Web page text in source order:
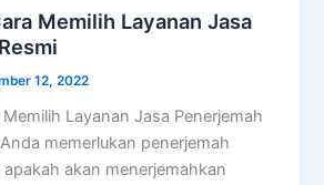
Memilih Layanan Jasa
12, 2022
Layanan Jasa Penerjemah
memerlukan penerjemah
akan menerjemahkan